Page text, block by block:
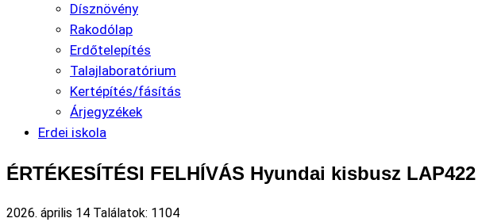
Dísznövény
Rakodólap
Erdőtelepítés
Talajlaboratórium
Kertépítés/fásítás
Árjegyzékek
Erdei iskola
ÉRTÉKESÍTÉSI FELHÍVÁS Hyundai kisbusz LAP422
2026. április 14 Találatok: 1104